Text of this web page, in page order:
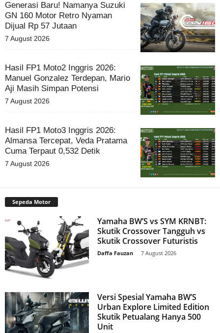
Generasi Baru! Namanya Suzuki
GN 160 Motor Retro Nyaman
Dijual Rp 57 Jutaan
7 August 2026
Hasil FP1 Moto2 Inggris 2026:
Manuel Gonzalez Terdepan, Mario
Aji Masih Simpan Potensi
7 August 2026
Hasil FP1 Moto3 Inggris 2026:
Almansa Tercepat, Veda Pratama
Cuma Terpaut 0,532 Detik
7 August 2026
Sepeda Motor
Yamaha BW’S vs SYM KRNBT:
Skutik Crossover Tangguh vs
Skutik Crossover Futuristis
Daffa Fauzan 7 August 2026
Versi Spesial Yamaha BW’S
Urban Explore Limited Edition
Skutik Petualang Hanya 500
Unit